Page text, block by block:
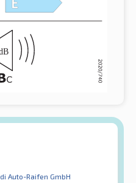
di Auto-Raifen GmbH